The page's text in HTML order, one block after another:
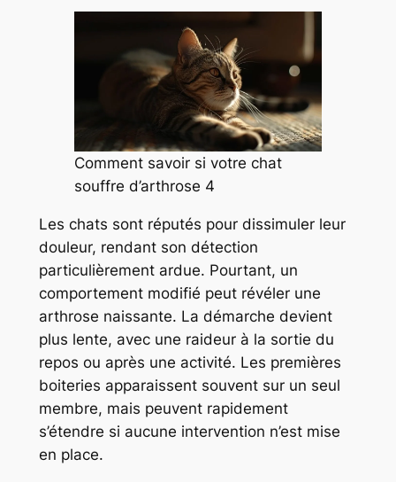
Comment savoir si votre chat
souffre d’arthrose 4
Les chats sont réputés pour dissimuler leur
douleur, rendant son détection
particulièrement ardue. Pourtant, un
comportement modifié peut révéler une
arthrose naissante. La démarche devient
plus lente, avec une raideur à la sortie du
repos ou après une activité. Les premières
boiteries apparaissent souvent sur un seul
membre, mais peuvent rapidement
s’étendre si aucune intervention n’est mise
en place.